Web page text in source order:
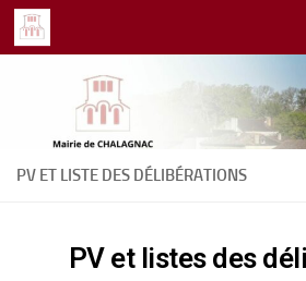
Skip to content
PV ET LISTE DES DÉLIBÉRATIONS
PV et listes des